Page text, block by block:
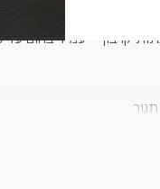
– עמיד בחום עד 260 מעלות